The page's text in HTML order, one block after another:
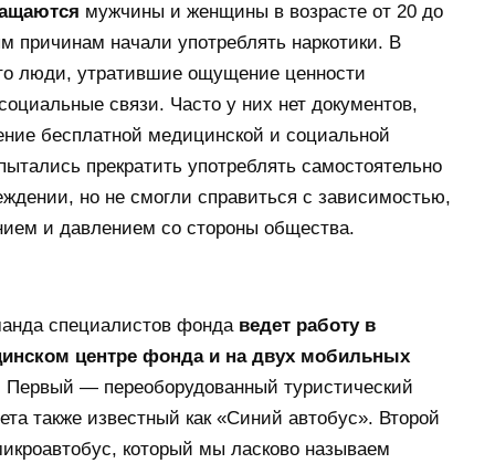
мужчины и женщины в возрасте от 20 до
причинам начали употреблять наркотики. В
люди, утратившие ощущение ценности
связи. Часто у них нет документов,
бесплатной медицинской и социальной
прекратить употреблять самостоятельно
но не смогли справиться с зависимостью,
и давлением со стороны общества.
специалистов фонда ведет работу в
центре фонда и на двух мобильных
Первый — переоборудованный туристический
также известный как «Синий автобус». Второй
который мы ласково называем